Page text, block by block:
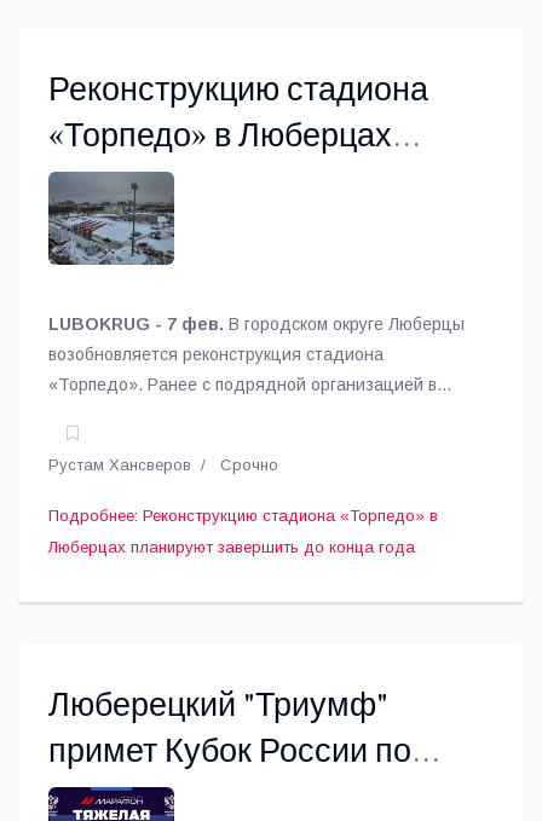
Реконструкцию стадиона
«Торпедо» в Люберцах
планируют завершить до
конца года
LUBOKRUG - 7 фев. В городском округе Люберцы
возобновляется реконструкция стадиона
«Торпедо». Ранее с подрядной организацией в
сообщили в администрации округа.
Рустам Хансверов Срочно
Подробнее: Реконструкцию стадиона «Торпедо» в
Люберцах планируют завершить до конца года
Люберецкий "Триумф"
примет Кубок России по
тяжелой атлетике